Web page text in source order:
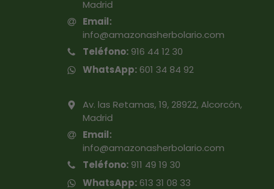
Madrid
Email:
info@amazonasherbolario.com
Teléfono: 916 44 12 30
WhatsApp: 601 34 84 92
Av. las Retamas, 19, 28922, Alcorcón,
Madrid
Email:
info@amazonasherbolario.com
Teléfono: 911 49 19 30
WhatsApp: 613 31 08 33